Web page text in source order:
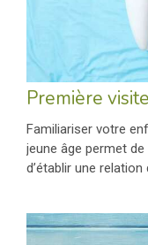
Première
Familiariser votre
jeune âge permet
d’établir une